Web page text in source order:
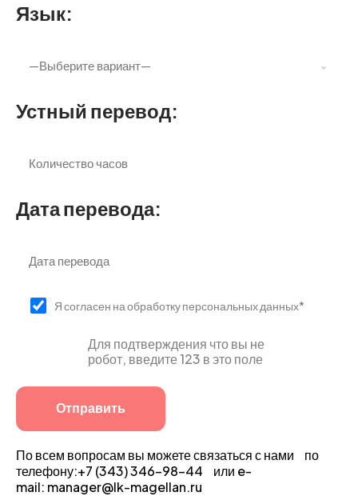
Язык:
Устный перевод:
Дата перевода:
Я согласен на обработку персональных данных*
Для подтверждения что вы не
робот, введите 123 в это поле
По всем вопросам вы можете связаться с нами по
телефону:+7 (343) 346-98-44 или e-
mail: manager@lk-magellan.ru